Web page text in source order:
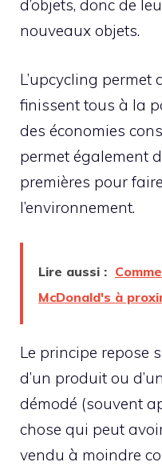
d’objets, donc de
nouveaux objets.
L’upcycling permet
finissent tous à la
des économies
permet également
premières pour
l’environnement.
Lire aussi :
McDonald's à
Le principe repose
d’un produit ou
démodé (souvent
chose qui peut
vendu à moindre